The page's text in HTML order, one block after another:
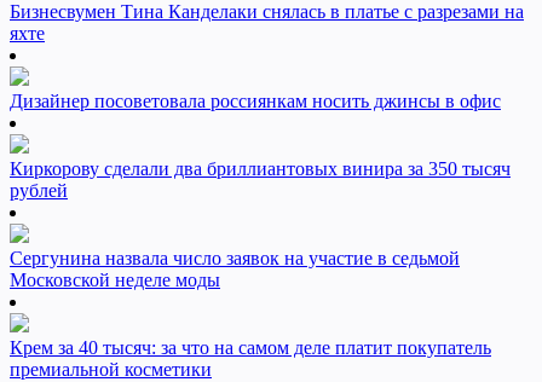
Бизнесвумен Тина Канделаки снялась в платье с разрезами на
яхте
Дизайнер посоветовала россиянкам носить джинсы в офис
Киркорову сделали два бриллиантовых винира за 350 тысяч
рублей
Сергунина назвала число заявок на участие в седьмой
Московской неделе моды
Крем за 40 тысяч: за что на самом деле платит покупатель
премиальной косметики